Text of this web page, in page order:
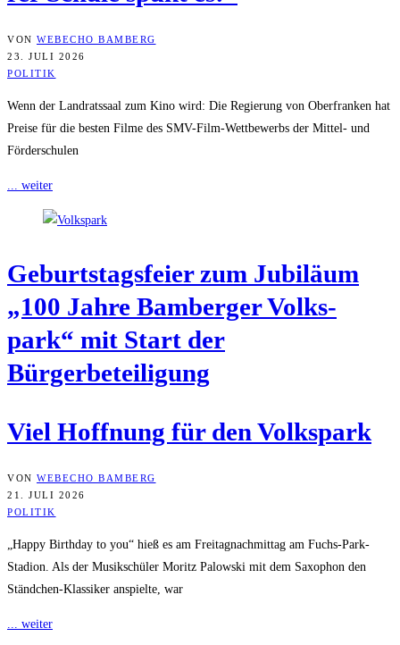
VON WEBECHO BAMBERG
23. JULI 2026
POLITIK
Wenn der Landratssaal zum Kino wird: Die Regierung von Oberfranken hat
Preise für die besten Filme des SMV-Film-Wettbewerbs der Mittel- und
Förderschulen
... weiter
Geburts­tags­fei­er zum Jubi­lä­um
„100 Jah­re Bam­ber­ger Volks­
park“ mit Start der
Bürgerbeteiligung
Viel Hoff­nung für den Volkspark
VON WEBECHO BAMBERG
21. JULI 2026
POLITIK
„Happy Birthday to you“ hieß es am Freitagnachmittag am Fuchs-Park-
Stadion. Als der Musikschüler Moritz Palowski mit dem Saxophon den
Ständchen-Klassiker anspielte, war
... weiter